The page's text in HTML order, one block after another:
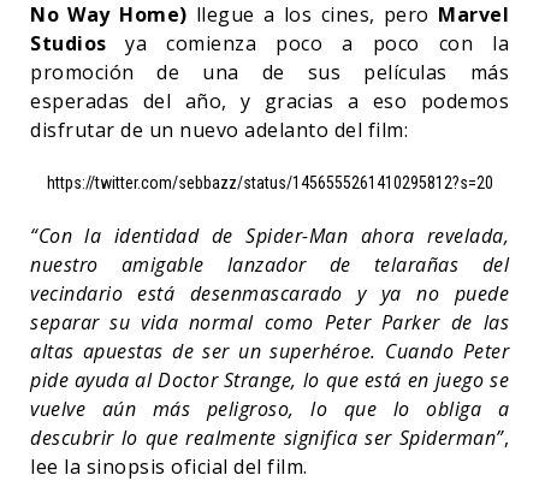
No Way Home) llegue a los cines, pero Marvel
Studios ya comienza poco a poco con la
promoción de una de sus películas más
esperadas del año, y gracias a eso podemos
disfrutar de un nuevo adelanto del film:
https://twitter.com/sebbazz/status/1456555261410295812?s=20
“Con la identidad de Spider-Man ahora revelada,
nuestro amigable lanzador de telarañas del
vecindario está desenmascarado y ya no puede
separar su vida normal como Peter Parker de las
altas apuestas de ser un superhéroe. Cuando Peter
pide ayuda al Doctor Strange, lo que está en juego se
vuelve aún más peligroso, lo que lo obliga a
descubrir lo que realmente significa ser Spiderman”,
lee la sinopsis oficial del film.